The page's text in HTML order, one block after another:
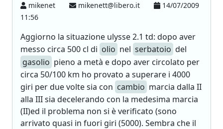
mikenet mikenett@libero.it
14/07/2009
11:56
Aggiorno la situazione ulysse 2.1 td: dopo aver
messo circa 500 cl di olio nel serbatoio del
gasolio pieno a metà e dopo aver circolato per
circa 50/100 km ho provato a superare i 4000
giri per due volte sia con cambio marcia dalla II
alla III sia decelerando con la medesima marcia
(II)ed il problema non si è verificato (sono
arrivato quasi in fuori giri (5000). Sembra che il